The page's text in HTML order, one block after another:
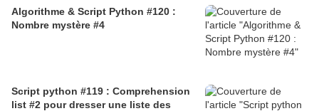
Algorithme & Script Python #120 :
Nombre mystère #4
Script python #119 : Comprehension
list #2 pour dresser une liste des